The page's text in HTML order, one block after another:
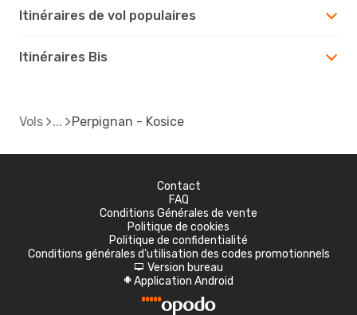
Itinéraires de vol populaires
Itinéraires Bis
Vols Perpignan - Kosice
Contact
FAQ
Conditions Générales de vente
Politique de cookies
Politique de confidentialité
Conditions générales d'utilisation des codes promotionnels
d Version bureau
A Application Android